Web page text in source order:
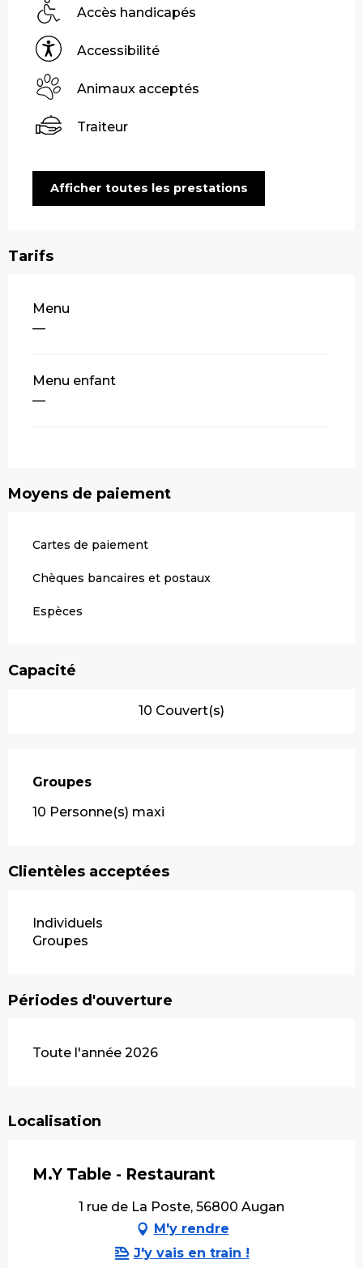
Accès handicapés
Accessibilité
Animaux acceptés
Traiteur
Afficher toutes les prestations
Tarifs
Tarifs 2026
Menu
—
Menu enfant
—
Moyens de paiement
Cartes de paiement
Chèques bancaires et postaux
Espèces
Capacité
10 Couvert(s)
Groupes
Groupes
10 Personne(s) maxi
Clientèles acceptées
Individuels
Groupes
Périodes d'ouverture
Toute l'année 2026
Localisation
M.Y Table - Restaurant
1 rue de La Poste, 56800 Augan
M'y rendre
J'y vais en train !